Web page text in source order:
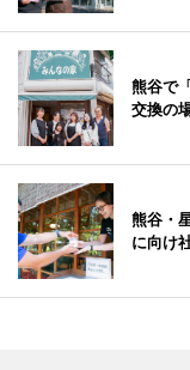
熊谷で
交換の
熊谷・
に向け